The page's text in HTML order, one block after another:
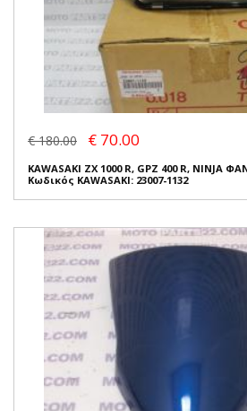
€ 180.00 € 70.00
KAWASAKI ZX 1000 R, GPZ 400 R, NINJA
Κωδικός KAWASAKI: 23007-1132